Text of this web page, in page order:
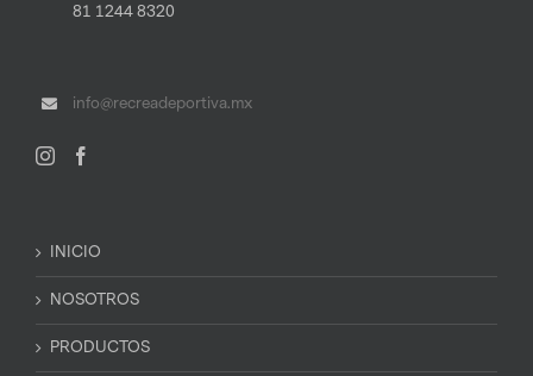
81 1244 8320
info@recreadeportiva.mx
INICIO
NOSOTROS
PRODUCTOS